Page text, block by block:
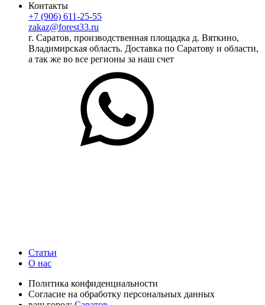
Контакты
+7 (906) 611-25-55
zakaz@forest33.ru
г. Саратов, производственная площадка д. Вяткино,
Владимирская область. Доставка по Саратову и области,
а так же во все регионы за наш счет
Статьи
О нас
Политика конфиденциальности
Согласие на обработку персональных данных